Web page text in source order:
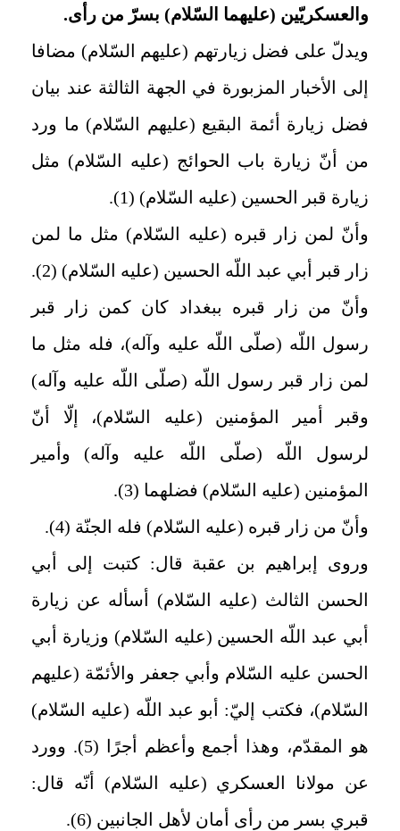
والعسكريّين (عليهما السّلام) بسرّ من رأى.
ويدلّ على فضل زيارتهم (عليهم السّلام) مضافا
إلى الأخبار المزبورة في الجهة الثالثة عند بيان
فضل زيارة أئمة البقيع (عليهم السّلام) ما ورد
من أنّ زيارة باب الحوائج (عليه السّلام) مثل
زيارة قبر الحسين (عليه السّلام‏) (1).
وأنّ لمن زار قبره (عليه السّلام) مثل ما لمن
زار قبر أبي عبد اللّه الحسين (عليه السّلام)‏ (2).
وأنّ من زار قبره ببغداد كان كمن زار قبر
رسول اللّه (صلّى اللّه عليه وآله)، فله مثل ما
لمن زار قبر رسول اللّه (صلّى اللّه عليه وآله)
وقبر أمير المؤمنين (عليه السّلام)، إلّا أنّ
لرسول اللّه (صلّى اللّه عليه وآله) وأمير
المؤمنين (عليه السّلام) فضلهما (3).
وأنّ من زار قبره (عليه السّلام) فله الجنّة (4).
وروى إبراهيم بن عقبة قال: كتبت إلى أبي
الحسن الثالث (عليه السّلام) أسأله عن زيارة
أبي عبد اللّه الحسين (عليه السّلام) وزيارة أبي
الحسن عليه السّلام وأبي جعفر والأئمّة (عليهم
السّلام)، فكتب إليّ: أبو عبد اللّه (عليه السّلام)
هو المقدّم، وهذا أجمع وأعظم أجرًا (5). وورد
عن مولانا العسكري (عليه السّلام) أنّه قال:
قبري بسر من رأى أمان لأهل الجانبين‏ (6).